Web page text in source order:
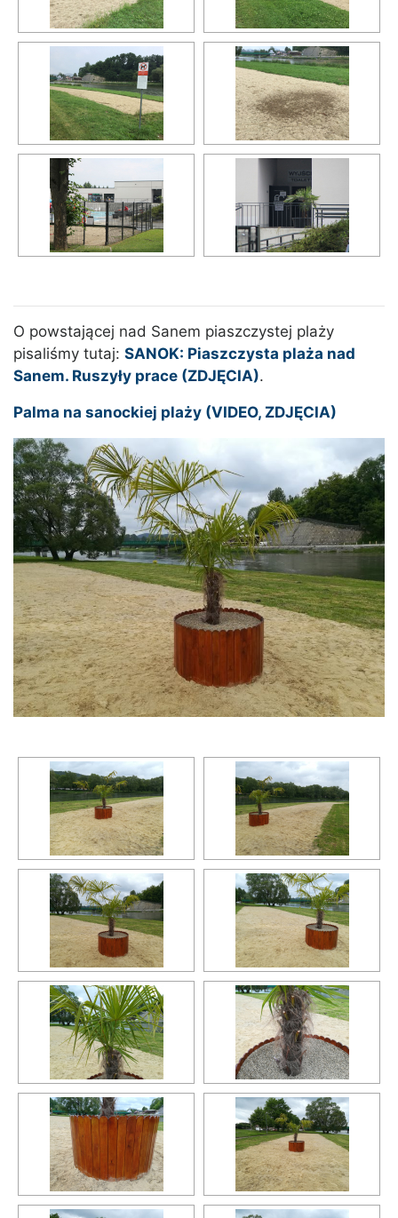
O powstającej nad Sanem piaszczystej plaży
pisaliśmy tutaj: SANOK: Piaszczysta plaża nad
Sanem. Ruszyły prace (ZDJĘCIA).
Palma na sanockiej plaży (VIDEO, ZDJĘCIA)